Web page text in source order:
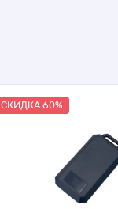
СКИДКА 60%